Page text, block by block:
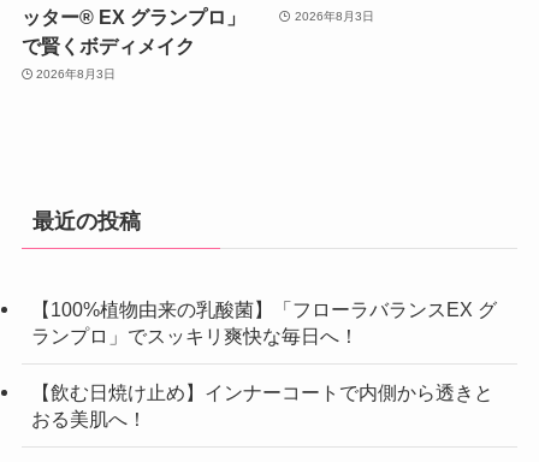
ッター® EX グランプロ」
で賢くボディメイク
2026年8月3日
2026年8月3日
最近の投稿
【100%植物由来の乳酸菌】「フローラバランスEX グ
ランプロ」でスッキリ爽快な毎日へ！
【飲む日焼け止め】インナーコートで内側から透きと
おる美肌へ！